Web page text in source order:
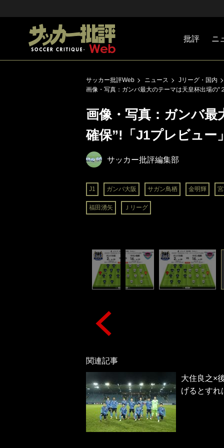
批評 ニ
サッカー批評Web ニュース
Jリーグ・国内
画像・写真：ガンバ最大のテーマは天皇杯出場の
画像・写真：ガンバ最
確保”!「J1プレビュ
サッカー批評編集部
J1 ガンバ大阪 サガン鳥栖 金明輝
福田湧矢 Ｊリーグ
関連記事
大住良之×
げるとすれ